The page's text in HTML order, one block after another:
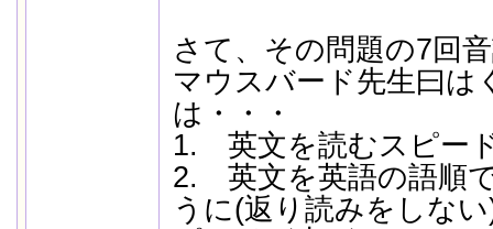
さて、その問題の7回
マウスバード先生曰は
は・・・
1. 英文を読むスピー
2. 英文を英語の語順
うに(返り読みをしな